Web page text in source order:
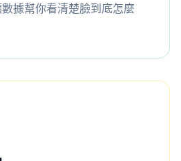
據幫你看清楚臉到底怎麼